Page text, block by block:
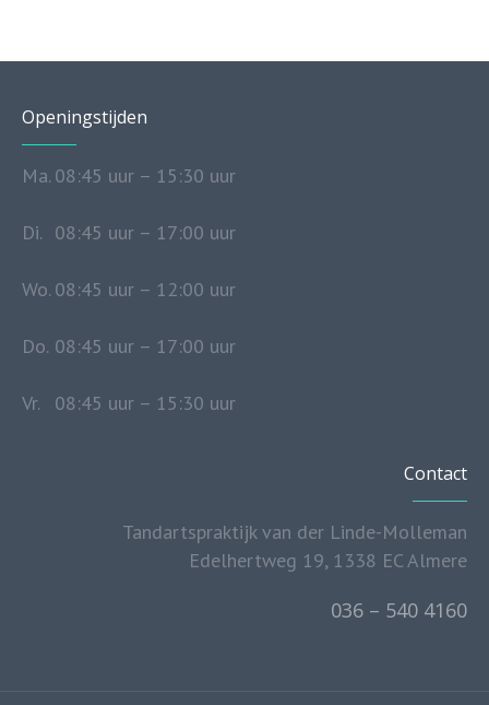
Openingstijden
Ma. 08:45 uur – 15:30 uur
Di. 08:45 uur – 17:00 uur
Wo. 08:45 uur – 12:00 uur
Do. 08:45 uur – 17:00 uur
Vr. 08:45 uur – 15:30 uur
Contact
Tandartspraktijk van der Linde-Molleman
Edelhertweg 19, 1338 EC Almere
036 – 540 4160